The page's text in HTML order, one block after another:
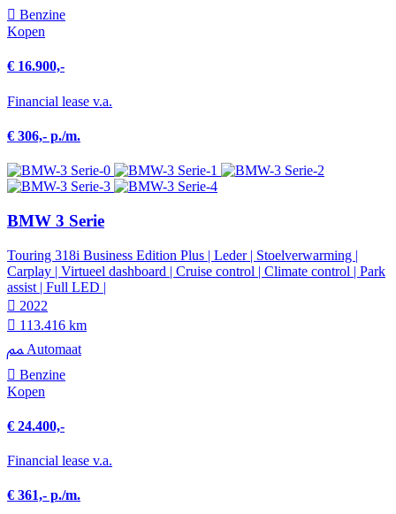
Benzine
Kopen
€ 16.900,-
Financial lease v.a.
€ 306,- p./m.
BMW 3 Serie
Touring 318i Business Edition Plus | Leder | Stoelverwarming |
Carplay | Virtueel dashboard | Cruise control | Climate control | Park
assist | Full LED |
2022
113.416 km
Automaat
Benzine
Kopen
€ 24.400,-
Financial lease v.a.
€ 361,- p./m.